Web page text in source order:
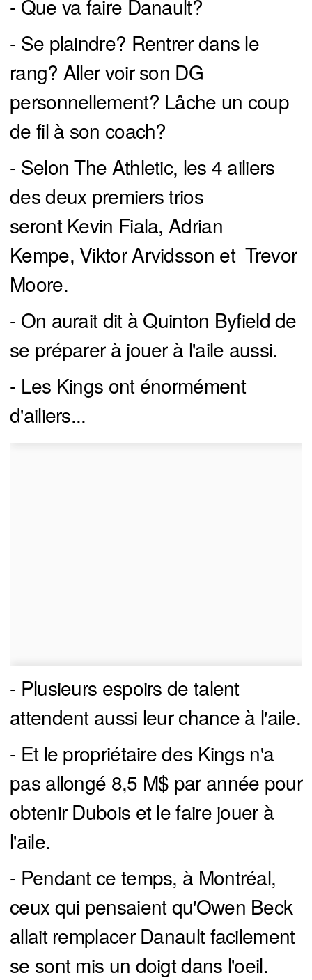
- Que va faire Danault?
- Se plaindre? Rentrer dans le
rang? Aller voir son DG
personnellement? Lâche un coup
de fil à son coach?
- Selon The Athletic, les 4 ailiers
des deux premiers trios
seront Kevin Fiala, Adrian
Kempe, Viktor Arvidsson et Trevor
Moore.
- On aurait dit à Quinton Byfield de
se préparer à jouer à l'aile aussi.
- Les Kings ont énormément
d'ailiers...
- Plusieurs espoirs de talent
attendent aussi leur chance à l'aile.
- Et le propriétaire des Kings n'a
pas allongé 8,5 M$ par année pour
obtenir Dubois et le faire jouer à
l'aile.
- Pendant ce temps, à Montréal,
ceux qui pensaient qu'Owen Beck
allait remplacer Danault facilement
se sont mis un doigt dans l'oeil.